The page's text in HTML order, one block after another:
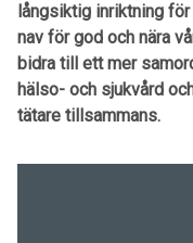
långsiktig inriktning
nav för god och nära
bidra till ett mer
hälso- och sjukvård
tätare tillsammans.